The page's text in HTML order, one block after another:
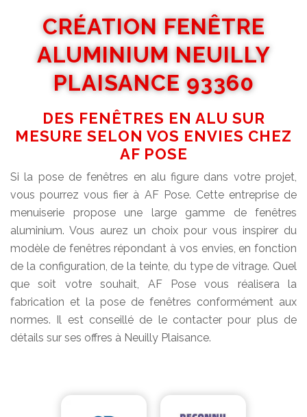
CRÉATION FENÊTRE
ALUMINIUM NEUILLY
PLAISANCE 93360
DES FENÊTRES EN ALU SUR
MESURE SELON VOS ENVIES CHEZ
AF POSE
Si la pose de fenêtres en alu figure dans votre projet,
vous pourrez vous fier à AF Pose. Cette entreprise de
menuiserie propose une large gamme de fenêtres
aluminium. Vous aurez un choix pour vous inspirer du
modèle de fenêtres répondant à vos envies, en fonction
de la configuration, de la teinte, du type de vitrage. Quel
que soit votre souhait, AF Pose vous réalisera la
fabrication et la pose de fenêtres conformément aux
normes. Il est conseillé de le contacter pour plus de
détails sur ses offres à Neuilly Plaisance.